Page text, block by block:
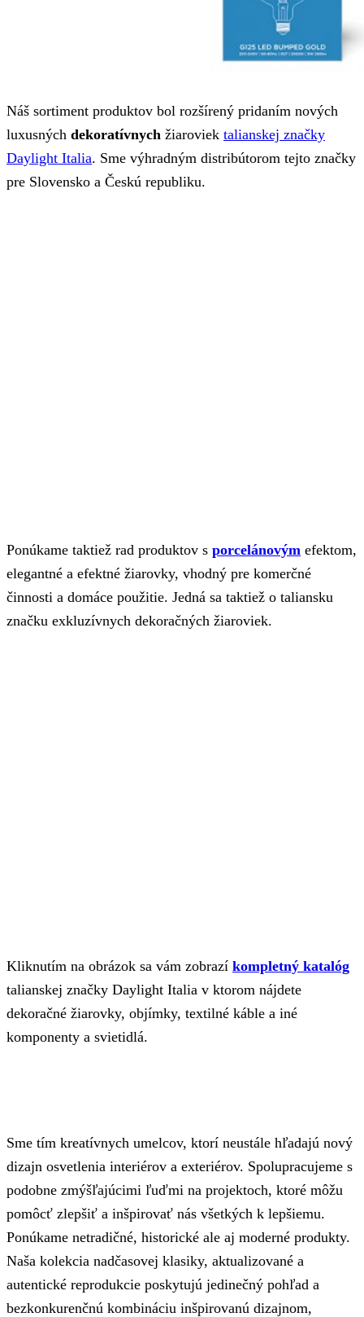
Náš sortiment produktov bol rozšírený pridaním nových
luxusných dekoratívnych žiaroviek talianskej značky
Daylight Italia. Sme výhradným distribútorom tejto značky
pre Slovensko a Českú republiku.
Ponúkame taktiež rad produktov s porcelánovým efektom,
elegantné a efektné žiarovky, vhodný pre komerčné
činnosti a domáce použitie. Jedná sa taktiež o taliansku
značku exkluzívnych dekoračných žiaroviek.
Kliknutím na obrázok sa vám zobrazí kompletný katalóg
talianskej značky Daylight Italia v ktorom nájdete
dekoračné žiarovky, objímky, textilné káble a iné
komponenty a svietidlá.
Sme tím kreatívnych umelcov, ktorí neustále hľadajú nový
dizajn osvetlenia interiérov a exteriérov. Spolupracujeme s
podobne zmýšľajúcimi ľuďmi na projektoch, ktoré môžu
pomôcť zlepšiť a inšpirovať nás všetkých k lepšiemu.
Ponúkame netradičné, historické ale aj moderné produkty.
Naša kolekcia nadčasovej klasiky, aktualizované a
autentické reprodukcie poskytujú jedinečný pohľad a
bezkonkurenčnú kombináciu inšpirovanú dizajnom,